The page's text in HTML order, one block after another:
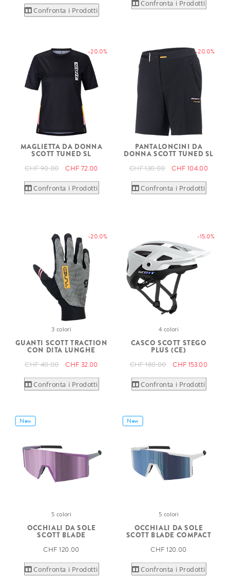
Confronta i Prodotti
Confronta i Prodotti
-20.0%
MAGLIETTA DA DONNA
SCOTT TUNED SL
CHF 90.00 CHF 72.00
Confronta i Prodotti
-20.0%
PANTALONCINI DA
DONNA SCOTT TUNED SL
CHF 130.00 CHF 104.00
Confronta i Prodotti
-20.0%
3 colori
GUANTI SCOTT TRACTION
CON DITA LUNGHE
CHF 40.00 CHF 32.00
Confronta i Prodotti
-15.0%
4 colori
CASCO SCOTT STEGO
PLUS (CE)
CHF 180.00 CHF 153.00
Confronta i Prodotti
New
5 colori
OCCHIALI DA SOLE
SCOTT BLADE
CHF 120.00
Confronta i Prodotti
New
5 colori
OCCHIALI DA SOLE
SCOTT BLADE COMPACT
CHF 120.00
Confronta i Prodotti